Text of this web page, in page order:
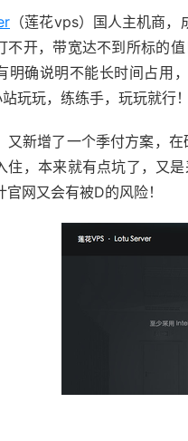
（莲花vps）国人主机商
不开，带宽达不到所标的
明确说明不能长时间占用
玩玩，练练手，玩玩就行！
又新增了一个季付方案，
住，本来就有点坑了，又
官网又会有被D的风险！